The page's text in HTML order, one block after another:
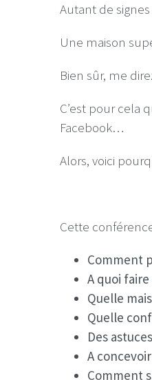
Autant de
Une maison
Bien sûr, me
C’est pour cela
Facebook…
Alors, voici
Cette
Comment
A quoi
Quelle
Quelle
Des
A
Comment